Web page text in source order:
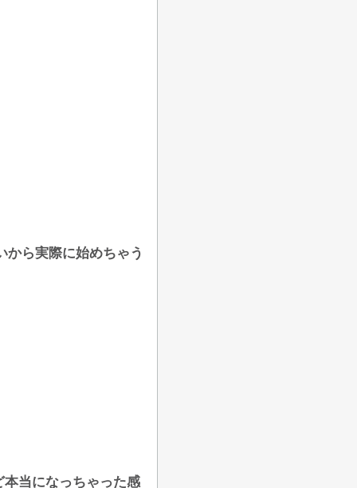
から実際に始めちゃう
当になっちゃった感